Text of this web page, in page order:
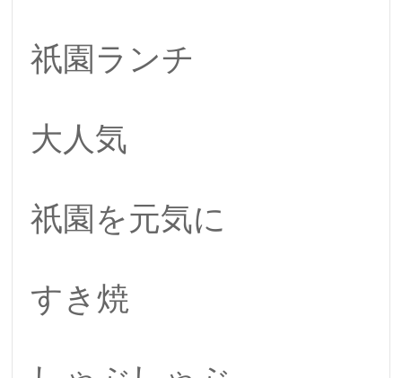
祇園ランチ
大人気
祇園を元気に
すき焼